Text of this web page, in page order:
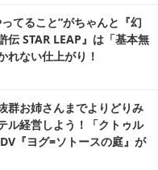
てること”がちゃんと『幻
伝 STAR LEAP』は「基本無
れない仕上がり！
群お姉さんまでよりどりみ
ル経営しよう！「クトゥル
『ヨグ=ソトースの庭』が